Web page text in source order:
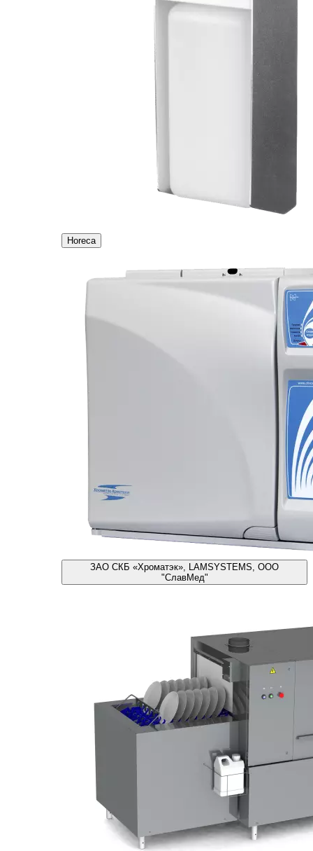
Horeca
ЗАО СКБ «Хроматэк», LAMSYSTEMS, ООО
"СлавМед"